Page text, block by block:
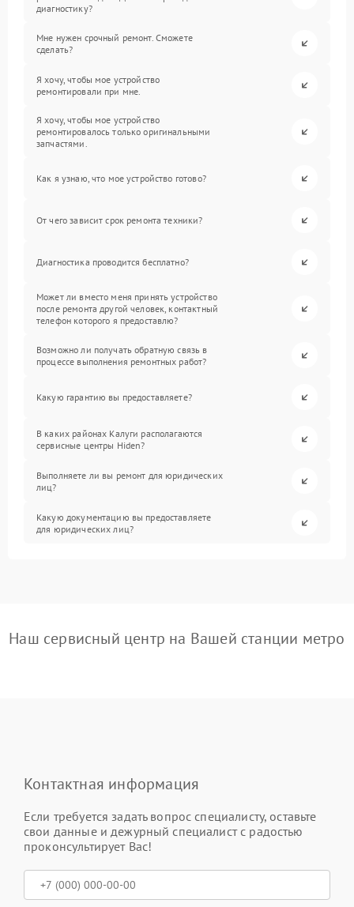
диагностику?
Мне нужен срочный ремонт. Сможете
сделать?
Я хочу, чтобы мое устройство
ремонтировали при мне.
Я хочу, чтобы мое устройство
ремонтировалось только оригинальными
запчастями.
Как я узнаю, что мое устройство готово?
От чего зависит срок ремонта техники?
Диагностика проводится бесплатно?
Может ли вместо меня принять устройство
после ремонта другой человек, контактный
телефон которого я предоставлю?
Возможно ли получать обратную связь в
процессе выполнения ремонтных работ?
Какую гарантию вы предоставляете?
В каких районах Калуги располагаются
сервисные центры Hiden?
Выполняете ли вы ремонт для юридических
лиц?
Какую документацию вы предоставляете
для юридических лиц?
Наш сервисный центр на Вашей станции метро
Контактная информация
Если требуется задать вопрос специалисту, оставьте
свои данные и дежурный специалист с радостью
проконсультирует Вас!